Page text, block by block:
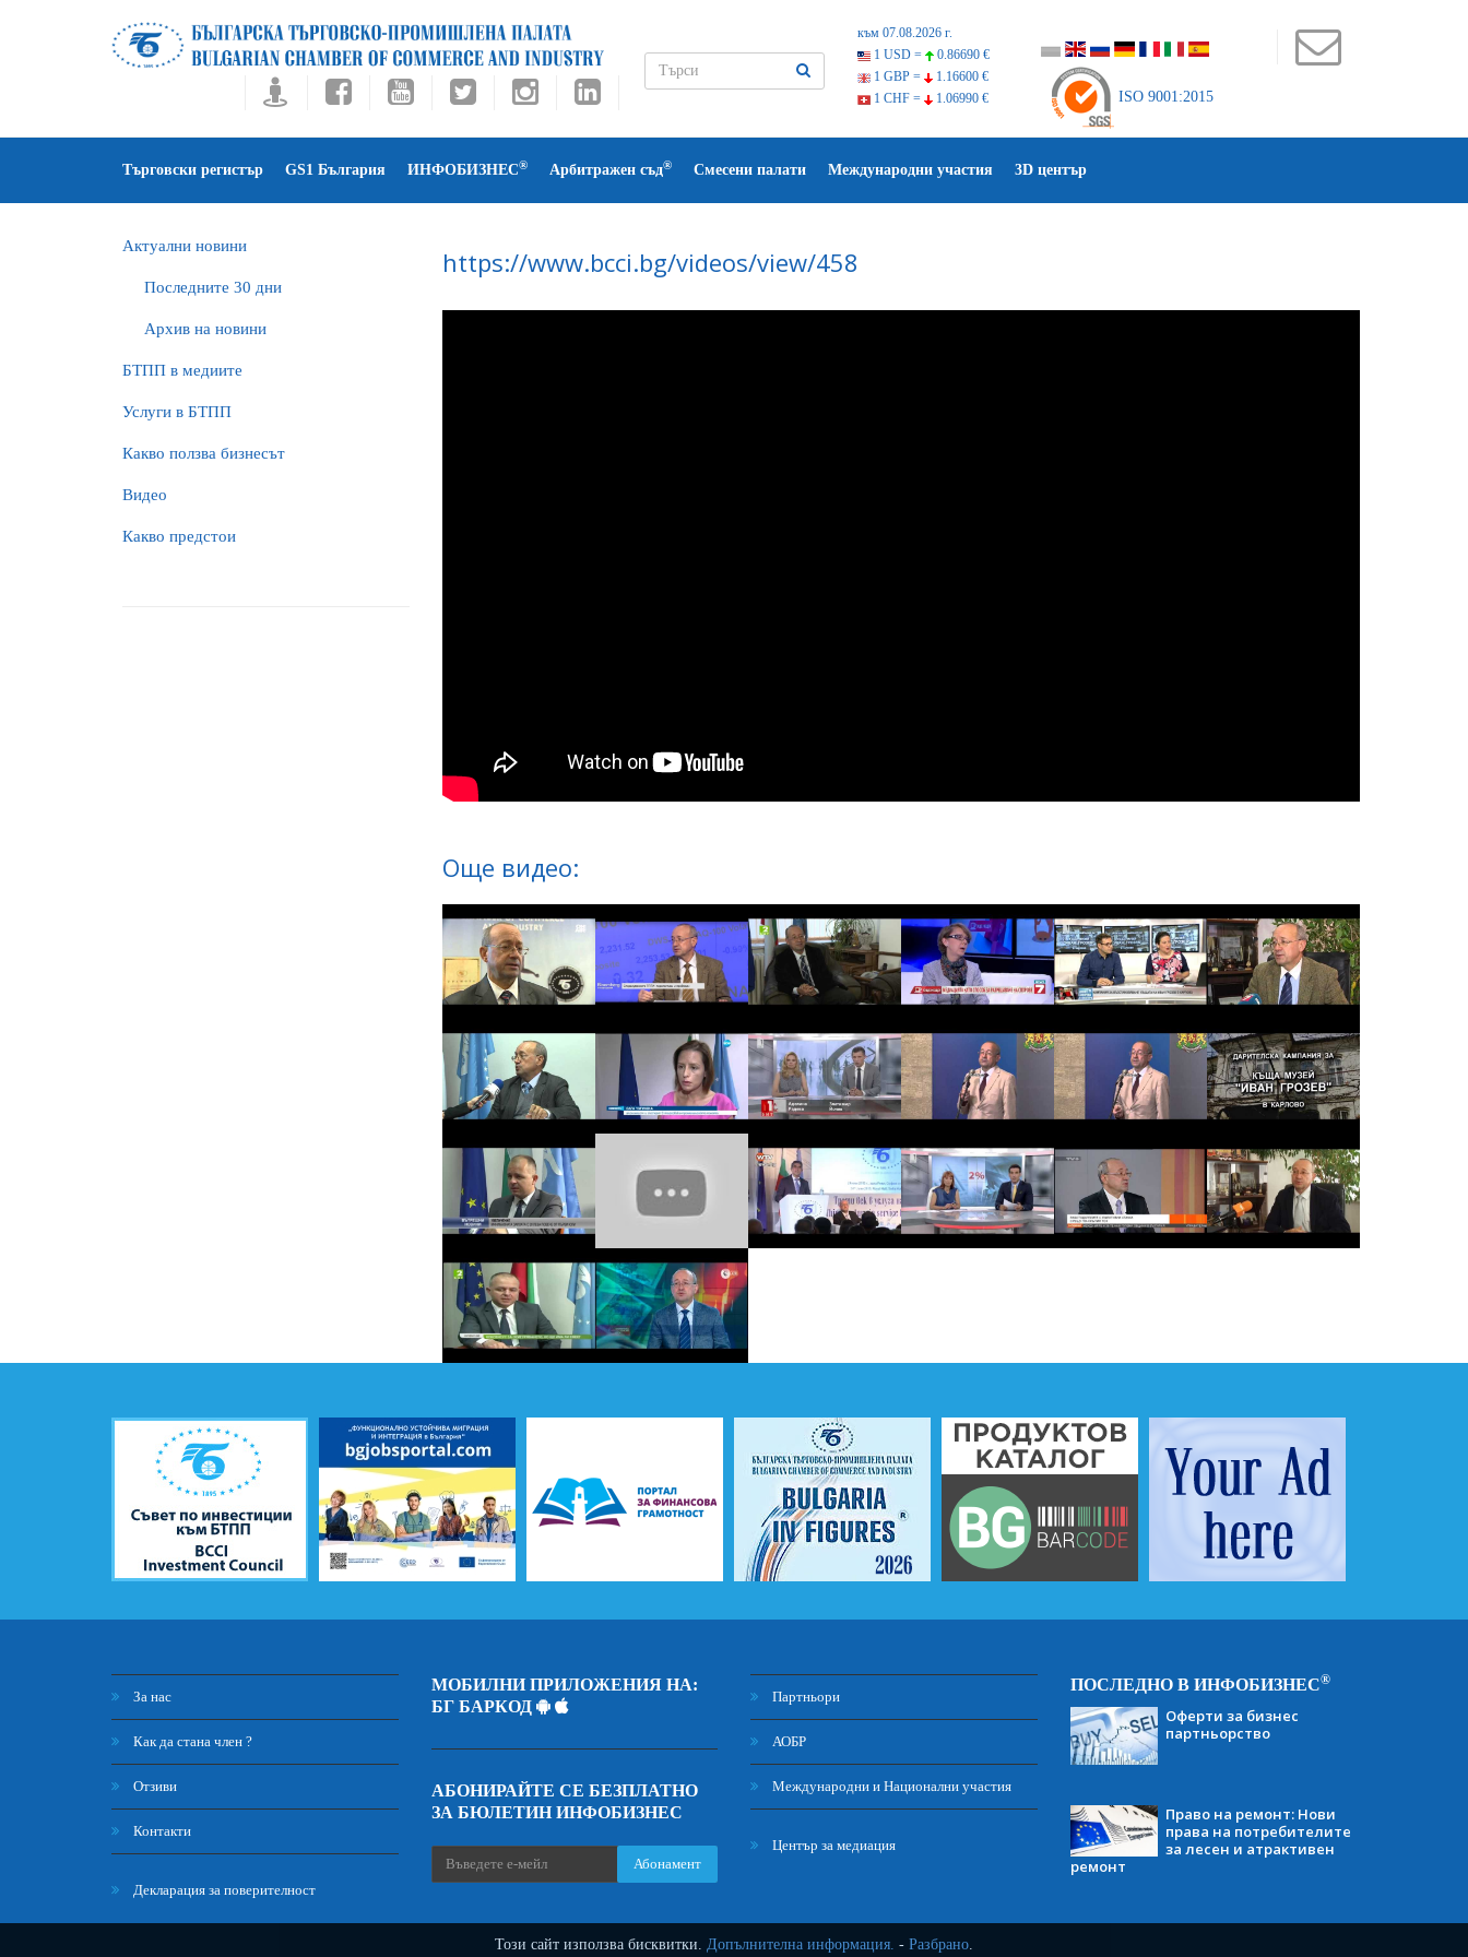
Този сайт използва бисквитки. Допълнителна информация. - Разбрано.
към 07.08.2026 г.
1 USD =
0.86690 €
1 GBP =
1.16600 €
1 CHF =
1.06990 € ISO 9001:2015
Търговски регистър GS1 България ИНФОБИЗНЕС® Арбитражен съд® Смесени палати Международни участия 3D център
Актуални новини
Последните 30 дни
Архив на новини
БTПП в медиите
Услуги в БТПП
Какво ползва бизнесът
Видео
Какво предстои
https://www.bcci.bg/videos/view/458
Още видео:
За нас
Как да стана член ?
Отзиви
Контакти
Декларация за поверителност
МОБИЛНИ ПРИЛОЖЕНИЯ НА:
БГ БАРКОД
АБОНИРАЙТЕ СЕ БЕЗПЛАТНО
ЗА БЮЛЕТИН ИНФОБИЗНЕС
Абонамент
Партньори
АОБР
Международни и Национални участия
Център за медиация
ПОСЛЕДНО В ИНФОБИЗНЕС®
Оферти за бизнес
партньорство
Право на ремонт: Нови
права на потребителите
за лесен и атрактивен
ремонт